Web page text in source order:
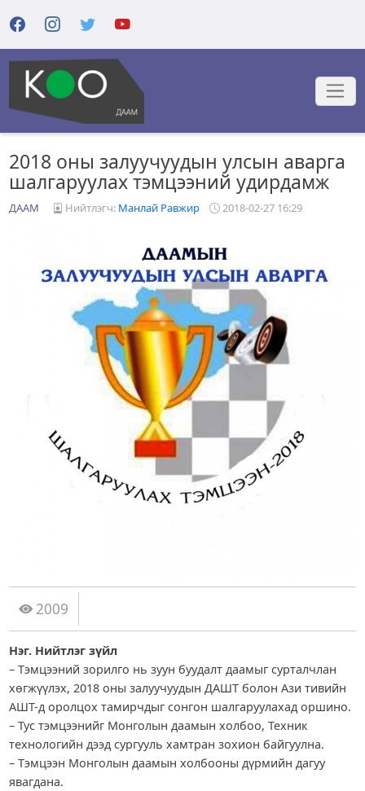
2018 оны залуучуудын улсын аварга
шалгаруулах тэмцээний удирдамж
ДААМ Нийтлэгч: Манлай Равжир 2018-02-27 16:29
2009
Нэг. Нийтлэг зүйл
– Тэмцээний зорилго нь зуун буудалт даамыг сурталчлан
хөгжүүлэх, 2018 оны залуучуудын ДАШТ болон Ази тивийн
АШТ-д оролцох тамирчдыг сонгон шалгаруулахад оршино.
– Тус тэмцээнийг Монголын даамын холбоо, Техник
технологийн дээд сургууль хамтран зохион байгуулна.
– Тэмцээн Монголын даамын холбооны дүрмийн дагуу
явагдана.